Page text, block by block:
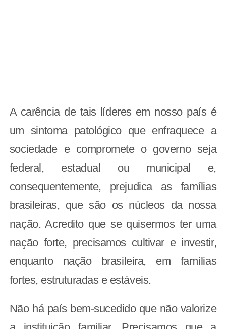
A carência de tais líderes em nosso país é
um sintoma patológico que enfraquece a
sociedade e compromete o governo seja
federal, estadual ou municipal e,
consequentemente, prejudica as famílias
brasileiras, que são os núcleos da nossa
nação. Acredito que se quisermos ter uma
nação forte, precisamos cultivar e investir,
enquanto nação brasileira, em famílias
fortes, estruturadas e estáveis.
Não há país bem-sucedido que não valorize